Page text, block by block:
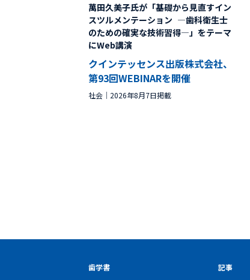
萬田久美子氏が「基礎から見直すイン
スツルメンテーション ―歯科衛生士
のための確実な技術習得―」をテーマ
にWeb講演
クインテッセンス出版株式会社、
第93回WEBINARを開催
社会 2026年8月7日掲載
歯学書 記事